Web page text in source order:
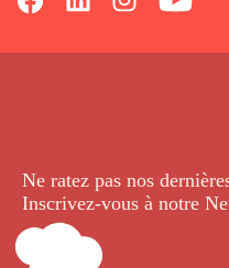
Ne ratez pas nos
Inscrivez-vous à notre